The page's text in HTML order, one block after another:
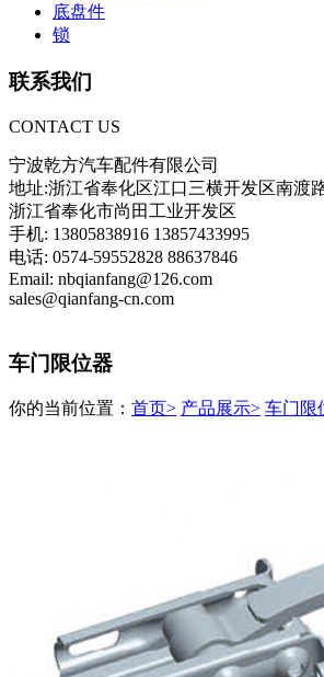
底盘件
锁
联系我们
CONTACT US
宁波乾方汽车配件有限公司
地址:浙江省奉化区江口三横开发区南渡
浙江省奉化市尚田工业开发区
手机: 13805838916 13857433995
电话: 0574-59552828 88637846
Email: nbqianfang@126.com
sales@qianfang-cn.com
车门限位器
你的当前位置： 首页> 产品展示> 车门限